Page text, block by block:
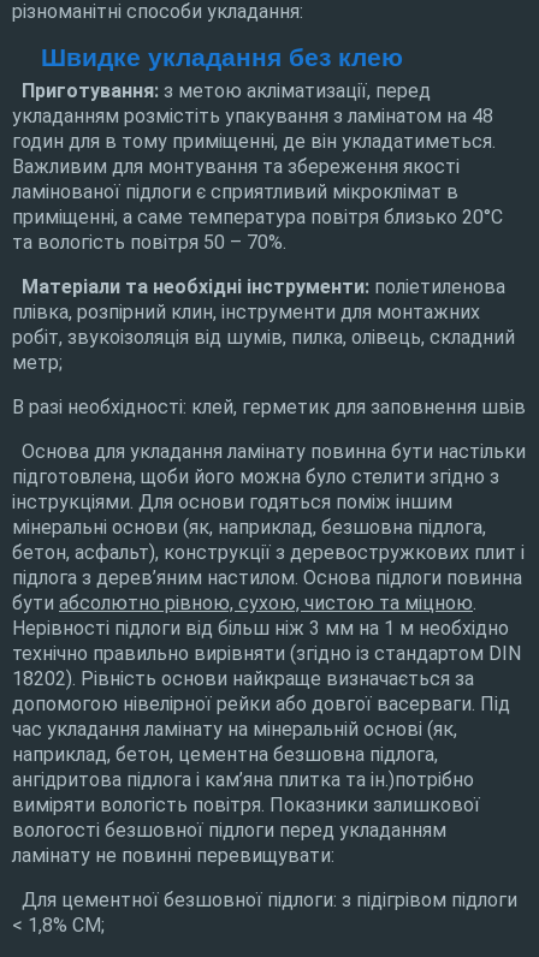
різноманітні способи укладання:
Швидке укладання без клею
Приготування: з метою акліматизації, перед
укладанням розмістіть упакування з ламінатом на 48
годин для в тому приміщенні, де він укладатиметься.
Важливим для монтування та збереження якості
ламінованої підлоги є сприятливий мікроклімат в
приміщенні, а саме температура повітря близько 20°C
та вологість повітря 50 – 70%.
Матеріали та необхідні інструменти: поліетиленова
плівка, розпірний клин, інструменти для монтажних
робіт, звукоізоляція від шумів, пилка, олівець, складний
метр;
В разі необхідності: клей, герметик для заповнення швів
Основа для укладання ламінату повинна бути настільки
підготовлена, щоби його можна було стелити згідно з
інструкціями. Для основи годяться поміж іншим
мінеральні основи (як, наприклад, безшовна підлога,
бетон, асфальт), конструкції з деревостружкових плит і
підлога з дерев’яним настилом. Основа підлоги повинна
бути абсолютно рівною, сухою, чистою та міцною.
Нерівності підлоги від більш ніж 3 мм на 1 м необхідно
технічно правильно вирівняти (згідно із стандартом DIN
18202). Рівність основи найкраще визначається за
допомогою нівелірної рейки або довгої васерваги. Під
час укладання ламінату на мінеральній основі (як,
наприклад, бетон, цементна безшовна підлога,
ангідритова підлога і кам’яна плитка та ін.)потрібно
виміряти вологість повітря. Показники залишкової
вологості безшовної підлоги перед укладанням
ламінату не повинні перевищувати:
Для цементної безшовної підлоги: з підігрівом підлоги
< 1,8% CM;